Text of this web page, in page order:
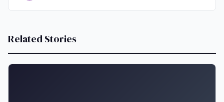
Related Stories